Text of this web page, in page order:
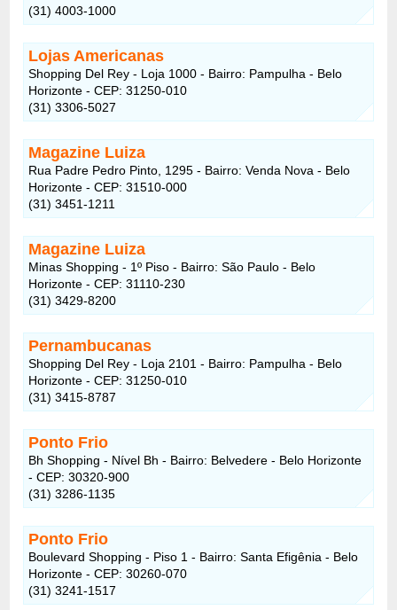
(31) 4003-1000
Lojas Americanas
Shopping Del Rey - Loja 1000 - Bairro: Pampulha - Belo
Horizonte - CEP: 31250-010
(31) 3306-5027
Magazine Luiza
Rua Padre Pedro Pinto, 1295 - Bairro: Venda Nova - Belo
Horizonte - CEP: 31510-000
(31) 3451-1211
Magazine Luiza
Minas Shopping - 1º Piso - Bairro: São Paulo - Belo
Horizonte - CEP: 31110-230
(31) 3429-8200
Pernambucanas
Shopping Del Rey - Loja 2101 - Bairro: Pampulha - Belo
Horizonte - CEP: 31250-010
(31) 3415-8787
Ponto Frio
Bh Shopping - Nível Bh - Bairro: Belvedere - Belo Horizonte
- CEP: 30320-900
(31) 3286-1135
Ponto Frio
Boulevard Shopping - Piso 1 - Bairro: Santa Efigênia - Belo
Horizonte - CEP: 30260-070
(31) 3241-1517